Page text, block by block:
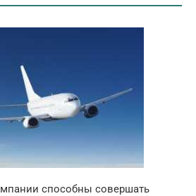
способны совершать